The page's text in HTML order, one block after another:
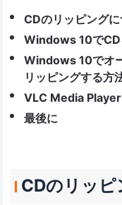
CDのリッピング
Windows 10でCD
Windows 10でオ
リッピングする方
VLC Media Player
最後に
CDのリッピ